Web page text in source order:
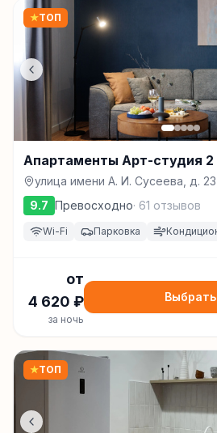
★ТОП
Апартаменты Арт-студия 2
улица имени А. И. Сусеева, д.
9.7 Превосходно· 61 отзывов
Wi-Fi Парковка
от
4 620 ₽
за ночь
★ТОП